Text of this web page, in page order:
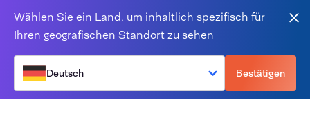
Wählen Sie ein Land, um inhaltlich spezifisch für
Ihren geografischen Standort zu sehen
Deutsch Bestätigen